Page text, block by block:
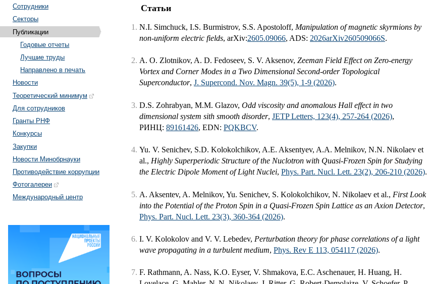
Сотрудники
Секторы
Публикации
Годовые отчеты
Лучшие труды
Направлено в печать
Новости
Теоретический минимум
Для сотрудников
Гранты РНФ
Конкурсы
Закупки
Новости Минобрнауки
Противодействие коррупции
Фотогалереи
Международный центр
Статьи
N.I. Simchuck, I.S. Burmistrov, S.S. Apostoloff, Manipulation of magnetic skyrmions by
non-uniform electric fields, arXiv:2605.09066, ADS: 2026arXiv260509066S.
A. O. Zlotnikov, A. D. Fedoseev, S. V. Aksenov, Zeeman Field Effect on Zero-energy
Vortex and Corner Modes in a Two Dimensional Second-order Topological
Superconductor, J. Supercond. Nov. Magn. 39(5), 1-9 (2026).
D.S. Zohrabyan, M.M. Glazov, Odd viscosity and anomalous Hall effect in two
dimensional system sith smooth disorder, JETP Letters, 123(4), 257-264 (2026),
РИНЦ: 89161426, EDN: PQKBCV.
Yu. V. Senichev, S.D. Kolokolchikov, A.E. Aksentyev, A.A. Melnikov, N.N. Nikolaev et
al., Highly Superperiodic Structure of the Nuclotron with Quasi-Frozen Spin for Studying
the Electric Dipole Moment of Light Nuclei, Phys. Part. Nucl. Lett. 23(2), 206-210 (2026).
A. Aksentev, A. Melnikov, Yu. Senichev, S. Kolokolchikov, N. Nikolaev et al., First Look
into the Potential of the Proton Spin in a Quasi-Frozen Spin Lattice as an Axion Detector,
Phys. Part. Nucl. Lett. 23(3), 360-364 (2026).
I. V. Kolokolov and V. V. Lebedev, Perturbation theory for phase correlations of a light
wave propagating in a turbulent medium, Phys. Rev E 113, 054117 (2026).
F. Rathmann, A. Nass, K.O. Eyser, V. Shmakova, E.C. Aschenauer, H. Huang, H.